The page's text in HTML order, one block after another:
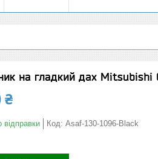
на гладкий дах
₴
відправки Код: Asaf-130-1096-Black